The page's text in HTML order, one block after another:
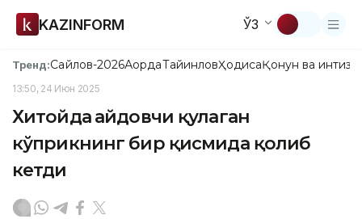
KAZINFORM ЎЗ
Тренд:Сайлов-2026АқордаТайинловҲодисаҚонун ва
13:50, 24 Июн 2025
Хитойда ҳайдовчи қулаган
кўприкнинг бир қисмида қолиб
кетди